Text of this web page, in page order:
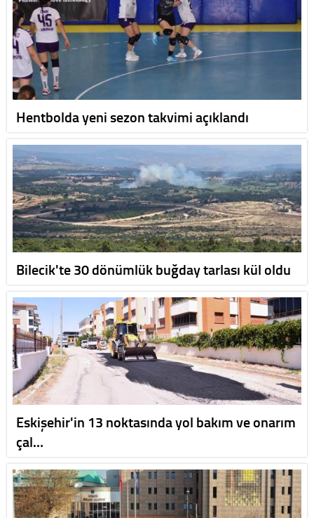
Hentbolda yeni sezon takvimi açıklandı
Bilecik'te 30 dönümlük buğday tarlası kül oldu
Eskişehir'in 13 noktasında yol bakım ve onarım
çal…